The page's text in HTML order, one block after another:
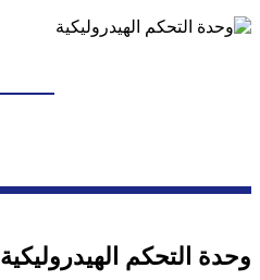
وحدة التحكم الهيدروليكية UKY-3